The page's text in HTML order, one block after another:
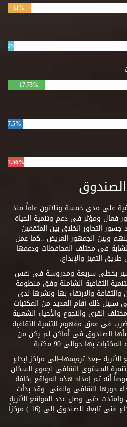
11%
2%
17.73%
7.5%
7.56%
على مدى خمسة وثلاثون عاماً منذ
أن يقوم بدور فعال ومؤثر فى دعم وتنمية الحياة
التحاور الخلاق بين المثقفين
وبين الجمهور العريض ..كما عمل
فى مختلف المحافظات ودعمها
التميز والإبداع.
يسير بخطى سريعة ومدروسة فى نفس
الثقافية الشاملة وفق منظومة
والارتقاء بها ونشرها لدى
ذلك أقام العديد من المكتبات
القرى والنجوع والأحياء الشعبية
فى عمق مفهوم التنمية الثقافية.
الصندوق فى أماكن لم يكن من
بها حوالى 90 مكتبة .
–بعد ترميمها–إلى مراكز إبداع
المستوى الثقافى لجموع السكان
أنه تم إمداد هذه المواقع بكافة
دورها الثقافى والفنى. وقد بدأت
الهراوى وامتدت حتى وصل عدد المواقع الأثرية
التى تم تحويلها إلى مراكز إبداع فنى تابعة للصندوق إلى (16 ) مركزاً
.. .